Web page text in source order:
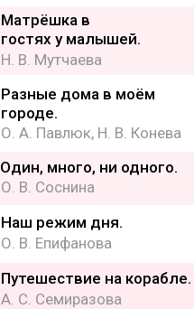
Матрёшка в
гостях у малышей.
Н. В. Мутчаева
Разные дома в моём
городе.
О. А. Павлюк, Н. В. Конева
Один, много, ни одного.
О. В. Соснина
О. В. Епифанова
Наш режим дня.
Путешествие на корабле.
А. С. Семиразова